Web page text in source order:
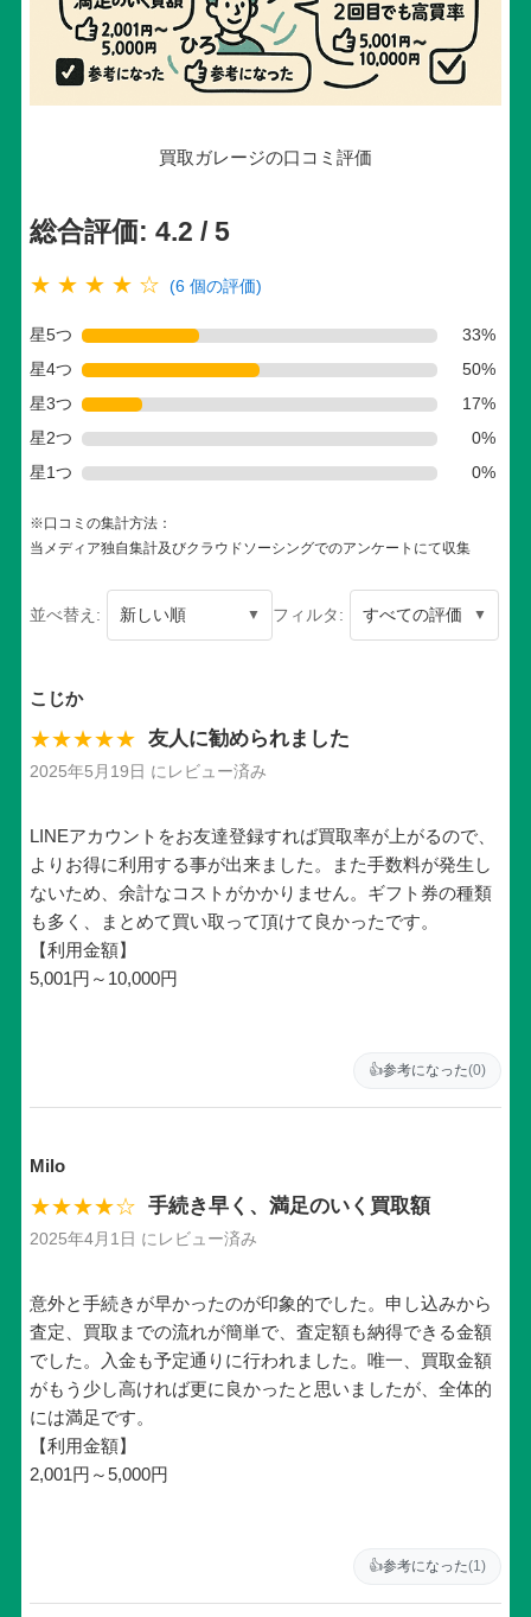
買取ガレージの口コミ評価
総合評価: 4.2 / 5
★ ★ ★ ★ ☆ (6 個の評価)
星5つ
33%
星4つ
50%
星3つ
17%
星2つ
0%
星1つ
0%
※口コミの集計方法：
当メディア独自集計及びクラウドソーシングでのアンケートにて収集
並べ替え: フィルタ:
こじか
★★★★★ 友人に勧められました
2025年5月19日 にレビュー済み
LINEアカウントをお友達登録すれば買取率が上がるので、
よりお得に利用する事が出来ました。また手数料が発生し
ないため、余計なコストがかかりません。ギフト券の種類
も多く、まとめて買い取って頂けて良かったです。
【利用金額】
5,001円～10,000円
👍参考になった(0)
Milo
★★★★☆ 手続き早く、満足のいく買取額
2025年4月1日 にレビュー済み
意外と手続きが早かったのが印象的でした。申し込みから
査定、買取までの流れが簡単で、査定額も納得できる金額
でした。入金も予定通りに行われました。唯一、買取金額
がもう少し高ければ更に良かったと思いましたが、全体的
には満足です。
【利用金額】
2,001円～5,000円
👍参考になった(1)